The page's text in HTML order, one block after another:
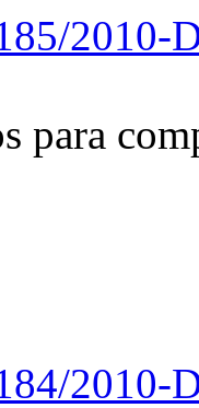
2010-
para
2010-